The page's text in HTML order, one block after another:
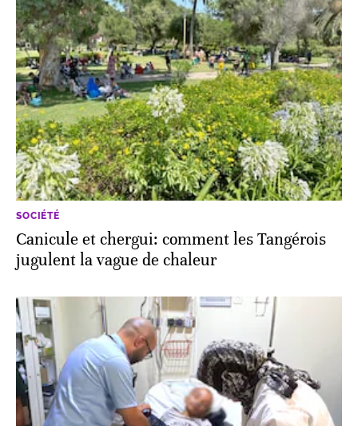
SOCIÉTÉ
Canicule et chergui: comment les Tangérois
jugulent la vague de chaleur